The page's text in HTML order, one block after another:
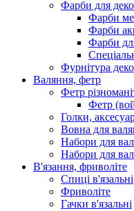
Фарби для
Фарби
Фарби
Фарби
Фурнітура
Валяння, фетр
Фетр
Фетр
Голки,
Вовна для
Набори для
Набори для
В'язання, фриволіте
Спиці в'язальні
Фриволіте
Гачки в'язальні